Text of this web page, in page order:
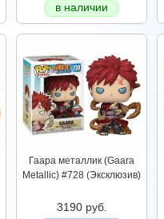
в наличии
Гаара металлик (Gaara
Metallic) #728 (Эксклюзив)
3190 руб.